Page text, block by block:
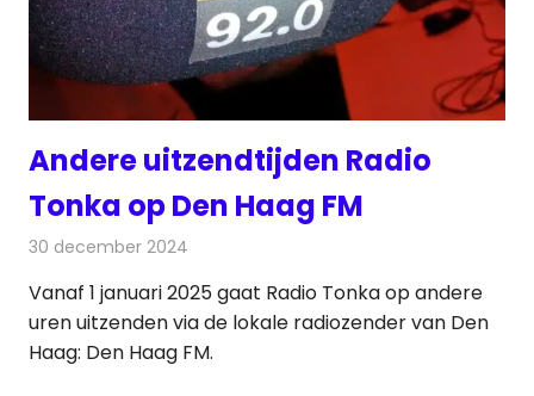
Andere uitzendtijden Radio
Tonka op Den Haag FM
30 december 2024
Vanaf 1 januari 2025 gaat Radio Tonka op andere
uren uitzenden via de lokale radiozender van Den
Haag: Den Haag FM.